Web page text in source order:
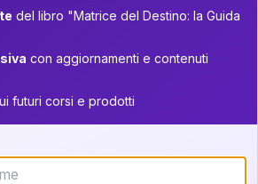
+4 16
+2
+3 8
+6 10
33.5-34
34-36
37.5-38.5
38.5-39
della Matrice:
Significato e
del libro "Matrice del Destino: la Guida
con aggiornamenti e contenuti
futuri corsi e prodotti